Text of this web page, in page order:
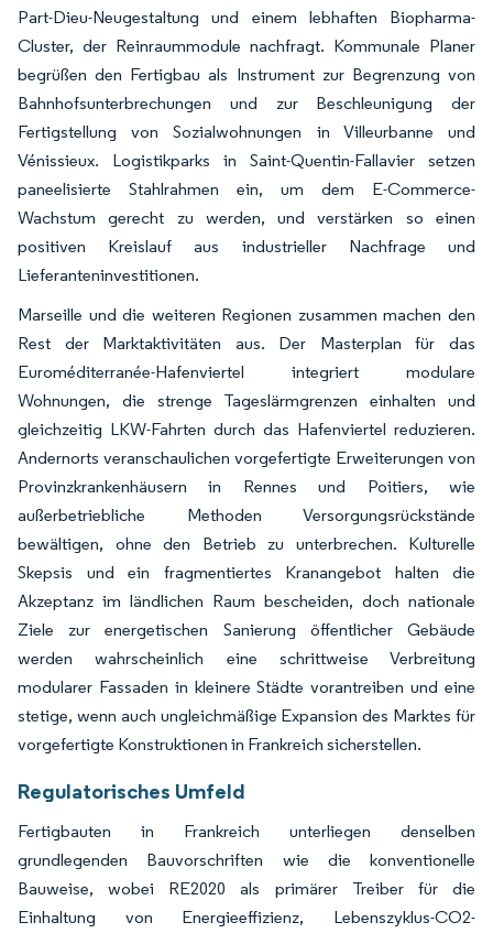
Part-Dieu-Neugestaltung und einem lebhaften Biopharma-
Cluster, der Reinraummodule nachfragt. Kommunale Planer
begrüßen den Fertigbau als Instrument zur Begrenzung von
Bahnhofsunterbrechungen und zur Beschleunigung der
Fertigstellung von Sozialwohnungen in Villeurbanne und
Vénissieux. Logistikparks in Saint-Quentin-Fallavier setzen
paneelisierte Stahlrahmen ein, um dem E-Commerce-
Wachstum gerecht zu werden, und verstärken so einen
positiven Kreislauf aus industrieller Nachfrage und
Lieferanteninvestitionen.
Marseille und die weiteren Regionen zusammen machen den
Rest der Marktaktivitäten aus. Der Masterplan für das
Euroméditerranée-Hafenviertel integriert modulare
Wohnungen, die strenge Tageslärmgrenzen einhalten und
gleichzeitig LKW-Fahrten durch das Hafenviertel reduzieren.
Andernorts veranschaulichen vorgefertigte Erweiterungen von
Provinzkrankenhäusern in Rennes und Poitiers, wie
außerbetriebliche Methoden Versorgungsrückstände
bewältigen, ohne den Betrieb zu unterbrechen. Kulturelle
Skepsis und ein fragmentiertes Kranangebot halten die
Akzeptanz im ländlichen Raum bescheiden, doch nationale
Ziele zur energetischen Sanierung öffentlicher Gebäude
werden wahrscheinlich eine schrittweise Verbreitung
modularer Fassaden in kleinere Städte vorantreiben und eine
stetige, wenn auch ungleichmäßige Expansion des Marktes für
vorgefertigte Konstruktionen in Frankreich sicherstellen.
Regulatorisches Umfeld
Fertigbauten in Frankreich unterliegen denselben
grundlegenden Bauvorschriften wie die konventionelle
Bauweise, wobei RE2020 als primärer Treiber für die
Einhaltung von Energieeffizienz, Lebenszyklus-CO2-